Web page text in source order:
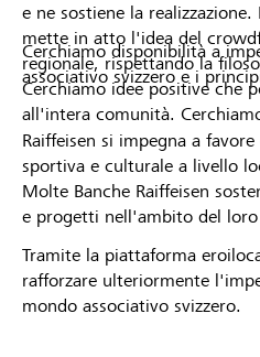
e ne sostiene la
mette in atto l'idea del
regionale, rispettando la
Cerchiamo idee positive che
all'intera comunità.
Cerchiamo disponibilità a
associativo svizzero e i
Raiffeisen si impegna a
sportiva e culturale a livello
Molte Banche Raiffeisen
e progetti nell'ambito del loro
Tramite la piattaforma
rafforzare ulteriormente
mondo associativo svizzero.